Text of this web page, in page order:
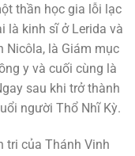
thần học gia lỗi lạc
là kinh sĩ ở Lerida và
Nicôla, là Giám mục
y và cuối cùng là
sau khi trở thành
người Thổ Nhĩ Kỳ.
tri của Thánh Vinh